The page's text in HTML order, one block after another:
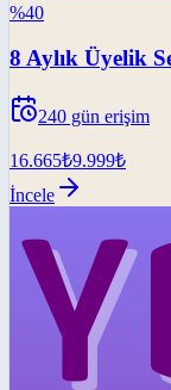
%40
8 Aylık Üyelik
240 gün erişim
16.665₺9.999₺
İncele